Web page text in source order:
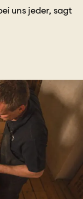
uns jeder, sagt